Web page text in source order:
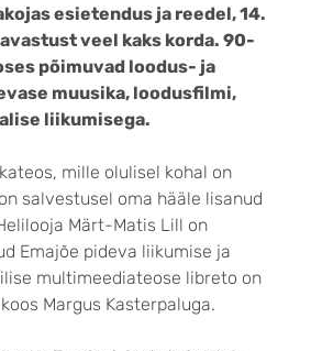
esietendus ja reedel, 14.
veel kaks korda. 90-
põimuvad loodus- ja
muusika, loodusfilmi,
liikumisega.
mille olulisel kohal on
salvestusel oma hääle lisanud
Märt-Matis Lill on
Emajõe pideva liikumise ja
multimeediateose libreto on
Margus Kasterpaluga.